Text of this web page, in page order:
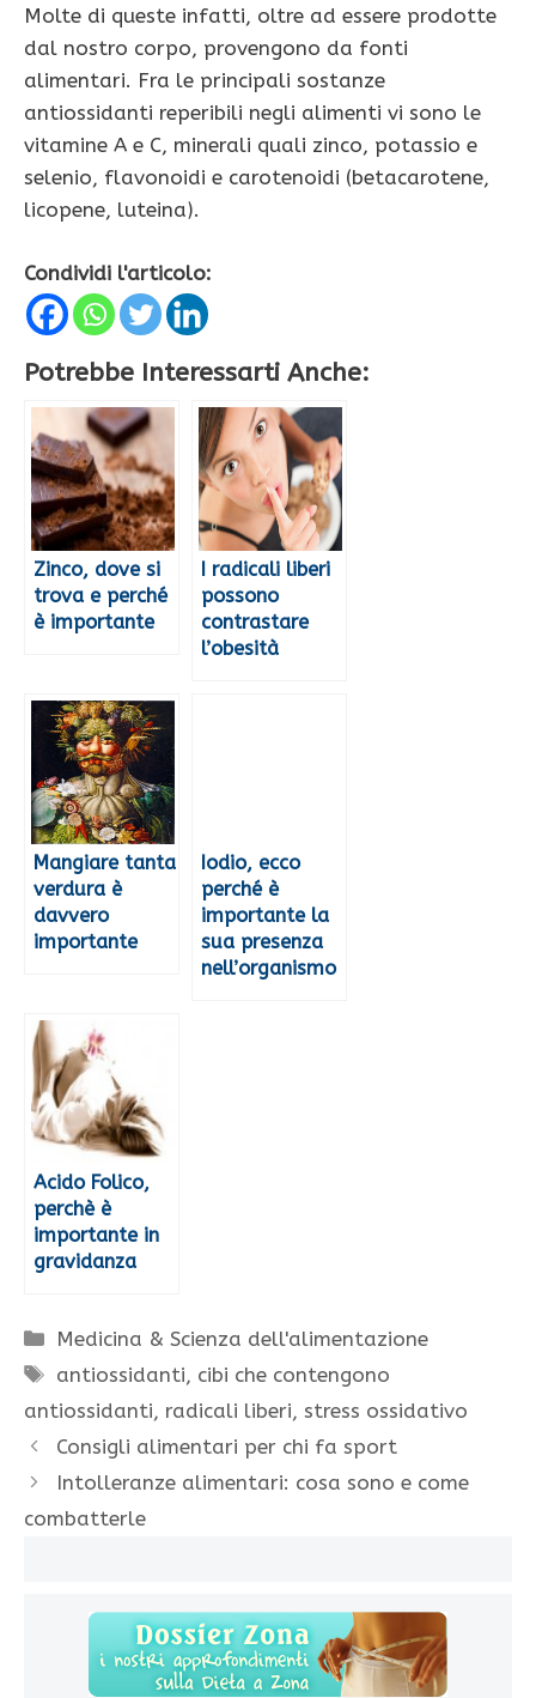
Molte di queste infatti, oltre ad essere prodotte
dal nostro corpo, provengono da fonti
alimentari. Fra le principali sostanze
antiossidanti reperibili negli alimenti vi sono le
vitamine A e C, minerali quali zinco, potassio e
selenio, flavonoidi e carotenoidi (betacarotene,
licopene, luteina).
Condividi l'articolo:
Potrebbe Interessarti Anche:
Zinco, dove si
trova e perché
è importante
I radicali liberi
possono
contrastare
l’obesità
Mangiare tanta
verdura è
davvero
importante
Iodio, ecco
perché è
importante la
sua presenza
nell’organismo
Acido Folico,
perchè è
importante in
gravidanza
Categorie
Medicina & Scienza dell'alimentazione
Tag
antiossidanti, cibi che contengono
antiossidanti, radicali liberi, stress ossidativo
Consigli alimentari per chi fa sport
Intolleranze alimentari: cosa sono e come
combatterle